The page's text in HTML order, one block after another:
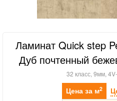
Ламинат Quick step
Дуб почтенный
32 класс, 9мм,
Цена за м2